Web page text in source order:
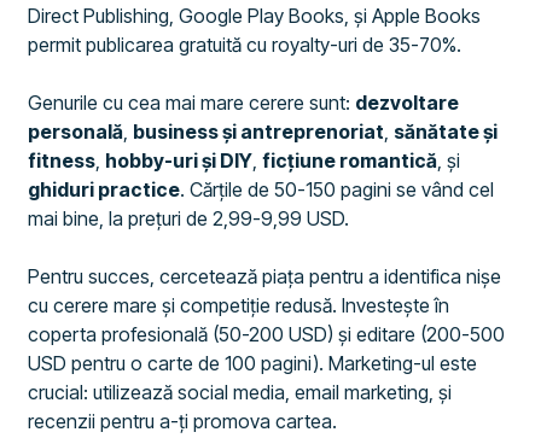
Direct Publishing, Google Play Books, și Apple Books
permit publicarea gratuită cu royalty-uri de 35-70%.
Genurile cu cea mai mare cerere sunt: dezvoltare
personală, business și antreprenoriat, sănătate și
fitness, hobby-uri și DIY,ficțiune romantică, și
ghiduri practice. Cărțile de 50-150 pagini se vând cel
mai bine, la prețuri de 2,99-9,99 USD.
Pentru succes, cercetează piața pentru a identifica nișe
cu cerere mare și competiție redusă. Investește în
coperta profesională (50-200 USD) și editare (200-500
USD pentru o carte de 100 pagini). Marketing-ul este
crucial: utilizează social media, email marketing, și
recenzii pentru a-ți promova cartea.